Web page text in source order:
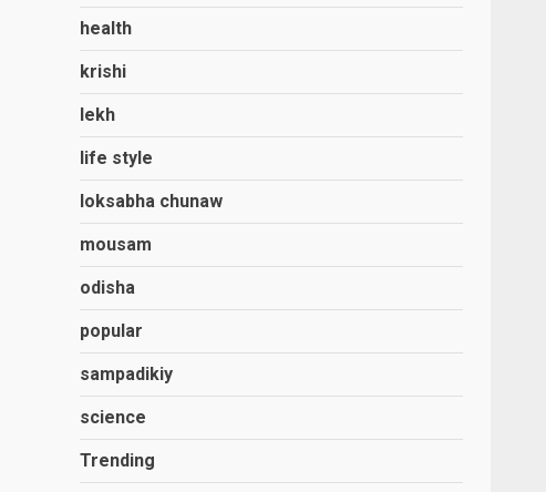
health
krishi
lekh
life style
loksabha chunaw
mousam
odisha
popular
sampadikiy
science
Trending